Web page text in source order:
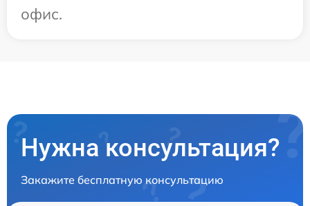
офис.
Нужна консультация?
Закажите бесплатную консультацию